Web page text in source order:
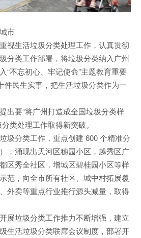
市
视生活垃圾分类处理工作，认真贯彻
分类工作部署，将垃圾分类纳入广州
“不忘初心、牢记使命”主题教育重要
件民生实事，把生活垃圾分类作为一
出要“将广州打造成全国垃圾分类样
类处理工作取得新突破。
圾分类工作，重点创建 600 个精准分
，涌现出天河区穗园小区，越秀区广
区秀全社区，增城区碧桂园小区等样
范，向全市所有社区、城中村拓展覆
外卖等重点行业推行源头减量，取得
展垃圾分类工作推力不断增强，建立
生活垃圾分类联席会议制度，部署开